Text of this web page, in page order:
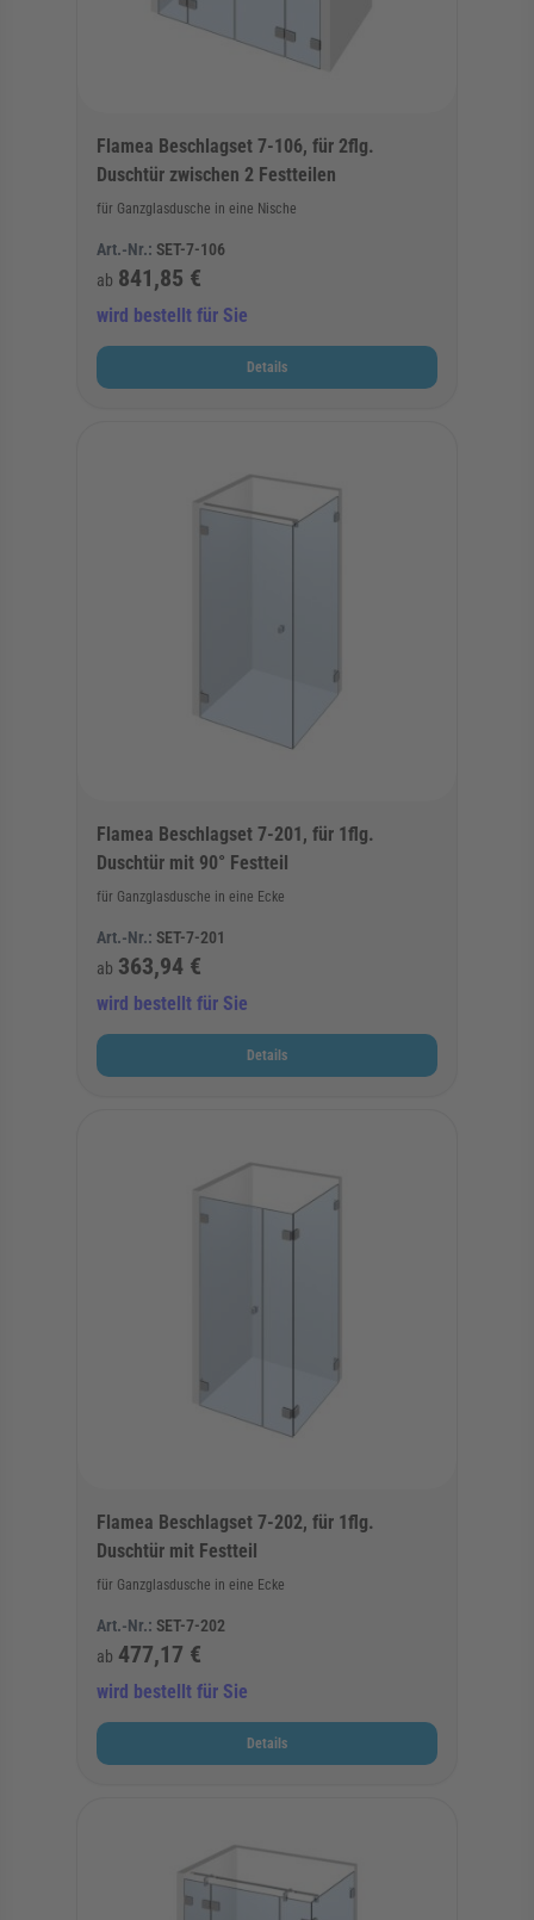
Flamea Beschlagset 7-106, für 2flg.
Duschtür zwischen 2 Festteilen
für Ganzglasdusche in eine Nische
Art.-Nr.: SET-7-106
ab 841,85 €
wird bestellt für Sie
Details
Flamea Beschlagset 7-201, für 1flg.
Duschtür mit 90° Festteil
für Ganzglasdusche in eine Ecke
Art.-Nr.: SET-7-201
ab 363,94 €
wird bestellt für Sie
Details
Flamea Beschlagset 7-202, für 1flg.
Duschtür mit Festteil
für Ganzglasdusche in eine Ecke
Art.-Nr.: SET-7-202
ab 477,17 €
wird bestellt für Sie
Details